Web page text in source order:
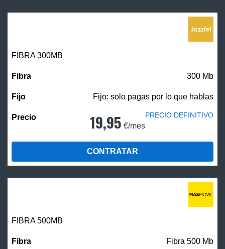
FIBRA 300MB
300 Mb
Fijo: solo pagas por lo que hablas
19,95 €/mes
PRECIO DEFINITIVO
CONTRATAR
FIBRA500MB
Fibra 500 Mb